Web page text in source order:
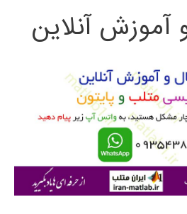
آموزش آنلاین